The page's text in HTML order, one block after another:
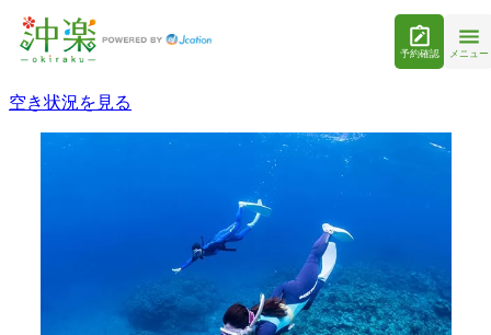
予約確認 メニュー
空き状況を見る